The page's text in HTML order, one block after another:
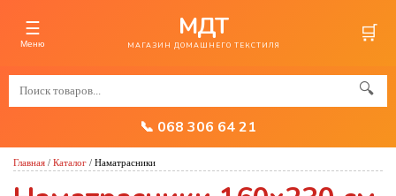
☰
Меню
МДТ
МАГАЗИН ДОМАШНЕГО ТЕКСТИЛЯ 🛒
🔍
📞 068 306 64 21
Главная / Каталог / Наматрасники